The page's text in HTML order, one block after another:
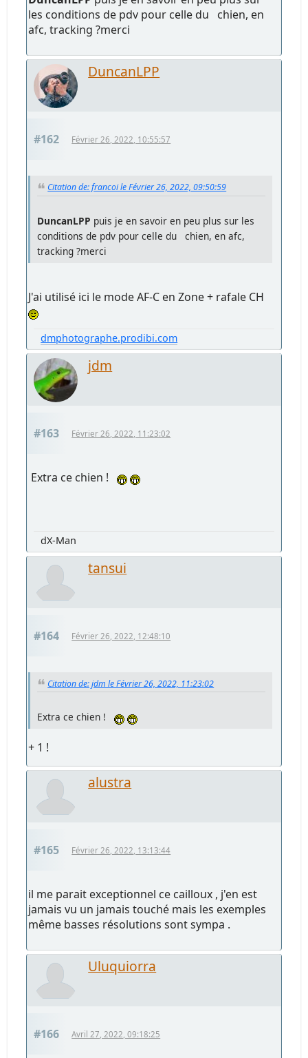
les conditions de pdv pour celle du chien, en
afc, tracking ?merci
DuncanLPP
#162 Février 26, 2022, 10:55:57
Citation de: francoi le Février 26, 2022, 09:50:59
DuncanLPP puis je en savoir en peu plus sur les
conditions de pdv pour celle du chien, en afc,
tracking ?merci
J'ai utilisé ici le mode AF-C en Zone + rafale CH
dmphotographe.prodibi.com
jdm
#163 Février 26, 2022, 11:23:02
Extra ce chien !
dX-Man
tansui
#164 Février 26, 2022, 12:48:10
Citation de: jdm le Février 26, 2022, 11:23:02
Extra ce chien !
+ 1 !
alustra
#165 Février 26, 2022, 13:13:44
il me parait exceptionnel ce cailloux , j'en est
jamais vu un jamais touché mais les exemples
même basses résolutions sont sympa .
Uluquiorra
#166 Avril 27, 2022, 09:18:25